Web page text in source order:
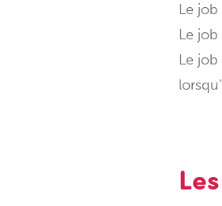
Le job
Le
Le